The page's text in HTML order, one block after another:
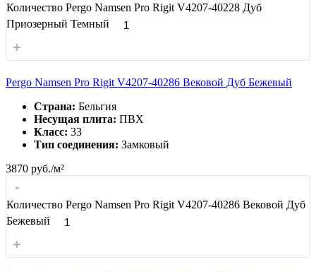
Количество Pergo Namsen Pro Rigit V4207-40228 Дуб
Приозерный Темный
+
Pergo Namsen Pro Rigit V4207-40286 Вековой Дуб Бежевый
Страна: Бельгия
Несущая плита: ПВХ
Класс: 33
Тип соединения: Замковый
3870 руб./м²
-
Количество Pergo Namsen Pro Rigit V4207-40286 Вековой Дуб
Бежевый
+